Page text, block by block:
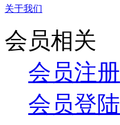
关于我们
会员相关
会员注册
会员登陆